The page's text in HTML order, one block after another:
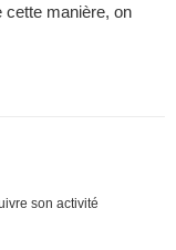
cette manière, on
son activité